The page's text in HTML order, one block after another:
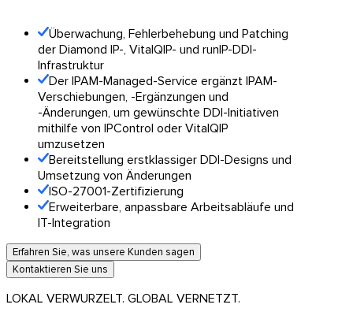
Überwachung, Fehlerbehebung und Patching
der Diamond IP-, VitalQIP- und runIP-DDI-
Infrastruktur
Der IPAM-Managed-Service ergänzt IPAM-
Verschiebungen, -Ergänzungen und
-Änderungen, um gewünschte DDI-Initiativen
mithilfe von IPControl oder VitalQIP
umzusetzen
Bereitstellung erstklassiger DDI-Designs und
Umsetzung von Änderungen
ISO-27001-Zertifizierung
Erweiterbare, anpassbare Arbeitsabläufe und
IT-Integration
Erfahren Sie, was unsere Kunden sagen
Kontaktieren Sie uns
LOKAL VERWURZELT. GLOBAL VERNETZT.